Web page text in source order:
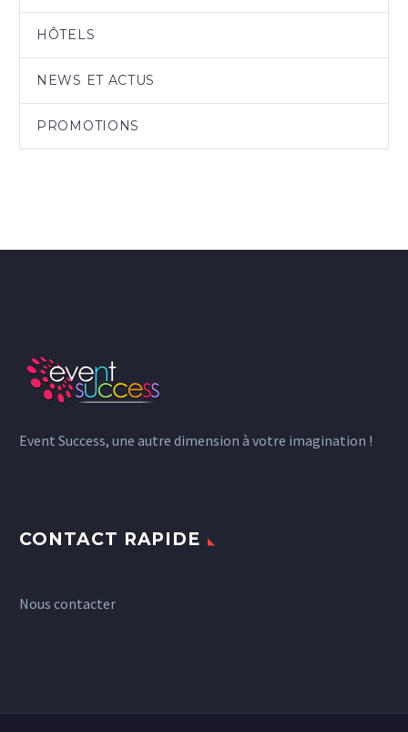
HÔTELS
NEWS ET ACTUS
PROMOTIONS
Event Success, une autre dimension à votre imagination !
CONTACT RAPIDE
Nous contacter